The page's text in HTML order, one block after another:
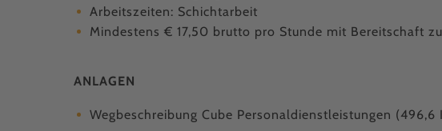
Arbeitszeiten: Schichtarbeit
Mindestens € 17,50 brutto pro Stunde mit Bereitschaft
ANLAGEN
Wegbeschreibung Cube Personaldienstleistungen (496,6